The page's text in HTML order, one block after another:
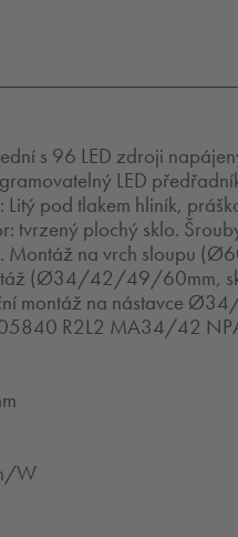
s 96 LED zdroji
LED
pod tlakem hliník,
tvrzený plochý sklo.
Montáž na vrch sloupu
(Ø34/42/49/60mm,
na nástavce
R2L2 MA34/42
W